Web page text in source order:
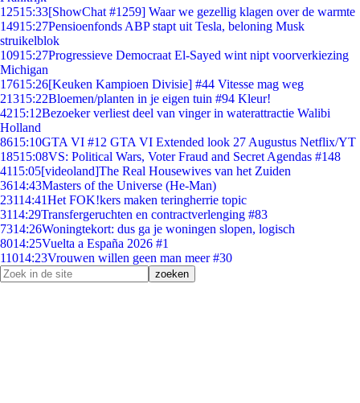
12515:33[ShowChat #1259] Waar we gezellig klagen over de warmte
14915:27Pensioenfonds ABP stapt uit Tesla, beloning Musk
struikelblok
10915:27Progressieve Democraat El-Sayed wint nipt voorverkiezing
Michigan
17615:26[Keuken Kampioen Divisie] #44 Vitesse mag weg
21315:22Bloemen/planten in je eigen tuin #94 Kleur!
4215:12Bezoeker verliest deel van vinger in waterattractie Walibi
Holland
8615:10GTA VI #12 GTA VI Extended look 27 Augustus Netflix/YT
18515:08VS: Political Wars, Voter Fraud and Secret Agendas #148
4115:05[videoland]The Real Housewives van het Zuiden
3614:43Masters of the Universe (He-Man)
23114:41Het FOK!kers maken teringherrie topic
3114:29Transfergeruchten en contractverlenging #83
7314:26Woningtekort: dus ga je woningen slopen, logisch
8014:25Vuelta a España 2026 #1
11014:23Vrouwen willen geen man meer #30